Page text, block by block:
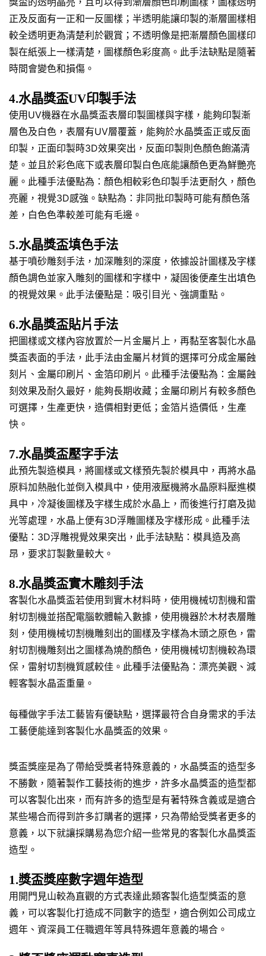
正及反面有一正和一反圖樣；半透明能讓印製的漸層圖樣相
較全透明更為清楚利於觀賞；不透明像是把漸層顏色圖樣印
製在紙張上一樣清楚，圖樣顏色彩度高。此手法缺點是隨著
時間會變色和損傷。
4.水晶獎盃UV印製手法
使用UV機器在水晶獎盃表層印製圖樣與字樣，能夠印製漸
層色及白色，表層有UV層覆蓋，能夠於水晶獎盃正或反面
印製，正面印製時3D效果突出，反面印製則色顏色飽滿清
楚。並且於彩色底下或表層印製白色底能讓顏色更為鮮艷亮
麗。此種手法優點為：顏色相較彩色印製手法更耐久，顏色
亮麗，視覺3D感強。缺點為：非同批印製時可能有顏色落
差，白色色準較差可能有毛邊。
5.水晶獎盃填色手法
基于噴砂雕刻手法，加深雕刻的深度，依據設計圖樣及字樣
顏色調色並家入雕刻的圖樣和字樣中，凝固後便產生出填色
的視覺效果。此手法優點是：吸引目光、強調重點。
6.水晶獎盃貼片手法
把圖樣或文樣內容放置於一片金屬片上，再黏至客製化水晶
獎盃表面的手法，此手法由金屬片材質的選擇可分成金屬蝕
刻片、金屬印刷片、金箔印刷片。此種手法優點為：金屬蝕
刻效果及耐久最好，能夠長期收藏；金屬印刷片有較多顏色
可選擇，生產更快，造價相對更低；金箔片造價低，生產
快。
7.水晶獎盃壓字手法
此預先製造模具，將圖樣或文樣預先製於模具中，再將水晶
原料加熱融化並倒入模具中，使用液壓機將水晶原料壓進模
具中，冷凝後圖樣及字樣生成於水晶上，而後進行打磨及拋
光等處理，水晶上便有3D浮雕圖樣及字樣形成。此種手法
優點：3D浮雕視覺效果突出，此手法缺點：模具造及高
昂，要求訂製數量較大。
8.水晶獎盃實木雕刻手法
客製化水晶獎盃若使用到實木材料時，使用機械切割機和雷
射切割機並搭配電腦軟體輸入數據，使用機器於木材表層雕
刻，使用機械切割機雕刻出的圖樣及字樣為木頭之原色，雷
射切割機雕刻出之圖樣為燒酌顏色，使用機械切割機較為環
保，雷射切割機質感較佳。此種手法優點為：漂亮美觀、減
輕客製水晶盃重量。
每種做字手法工藝皆有優缺點，選擇最符合自身需求的手法
工藝便能達到客製化水晶獎盃的效果。
獎盃獎座是為了帶給受獎者特殊意義的，水晶獎盃的造型多
不勝數，隨著製作工藝技術的進步，許多水晶獎盃的造型都
可以客製化出來，而有許多的造型是有著特殊含義或是適合
某些場合而得到許多訂購者的選擇，只為帶給受獎者更多的
意義，以下就讓採購易為您介紹一些常見的客製化水晶獎盃
造型。
1.獎盃獎座數字週年造型
用開門見山較為直觀的方式表達此類客製化造型獎盃的意
義，可以客製化打造成不同數字的造型，適合例如公司成立
週年、資深員工任職週年等具特殊週年意義的場合。